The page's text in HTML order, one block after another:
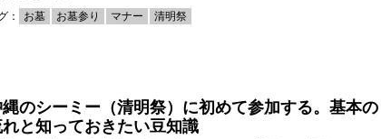
： お墓 お墓参り マナー 清明祭
のシーミー（清明祭）に初めて参加する。基本の
と知っておきたい豆知識